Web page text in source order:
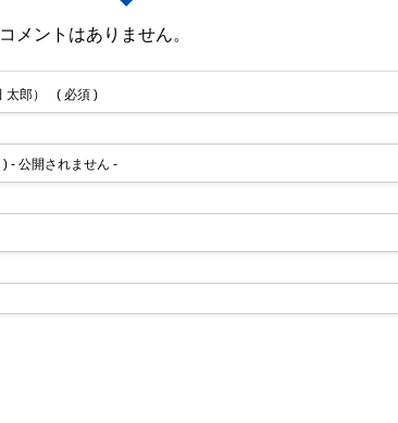
メントはありません。
郎） ( 必須 )
) - 公開されません -